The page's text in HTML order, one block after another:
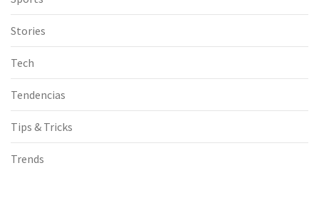
Stories
Tech
Tendencias
Tips & Tricks
Trends